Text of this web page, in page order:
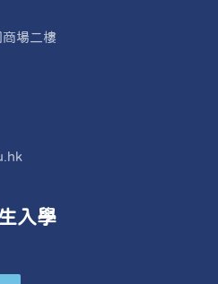
場二樓
入學